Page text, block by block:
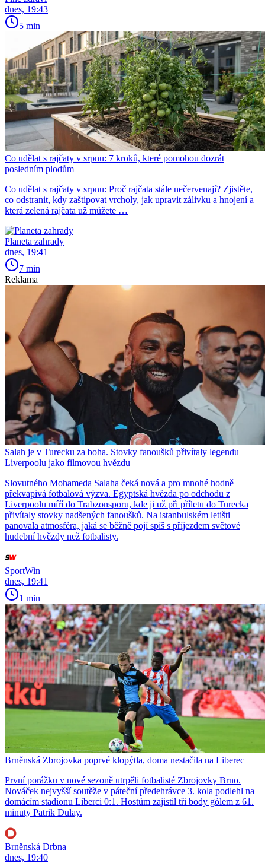
dnes, 19:43
5 min
Co udělat s rajčaty v srpnu: 7 kroků, které pomohou dozrát
posledním plodům
Co udělat s rajčaty v srpnu: Proč rajčata stále nečervenají? Zjistěte,
co odstranit, kdy zaštipovat vrcholy, jak upravit zálivku a hnojení a
která zelená rajčata už můžete …
Planeta zahrady
dnes, 19:41
7 min
Reklama
Salah je v Turecku za boha. Stovky fanoušků přivítaly legendu
Liverpoolu jako filmovou hvězdu
Slovutného Mohameda Salaha čeká nová a pro mnohé hodně
překvapivá fotbalová výzva. Egyptská hvězda po odchodu z
Liverpoolu míří do Trabzonsporu, kde ji už při příletu do Turecka
přivítaly stovky nadšených fanoušků. Na istanbulském letišti
panovala atmosféra, jaká se běžně pojí spíš s příjezdem světové
hudební hvězdy než fotbalisty.
SportWin
dnes, 19:41
1 min
Brněnská Zbrojovka poprvé klopýtla, doma nestačila na Liberec
První porážku v nové sezoně utrpěli fotbalisté Zbrojovky Brno.
Nováček nejvyšší soutěže v páteční předehrávce 3. kola podlehl na
domácím stadionu Liberci 0:1. Hostům zajistil tři body gólem z 61.
minuty Patrik Dulay.
Brněnská Drbna
dnes, 19:40